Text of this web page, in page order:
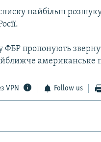
найбільш
пропонують
американське
VPN Follow us